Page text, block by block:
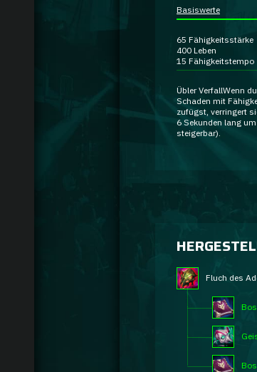
Basiswerte
65 Fähigkeitsstärke
400 Leben
15 Fähigkeitstempo
Übler VerfallWenn
Schaden mit
zufügst, verringert
6 Sekunden lang
steigerbar).
Fluch des